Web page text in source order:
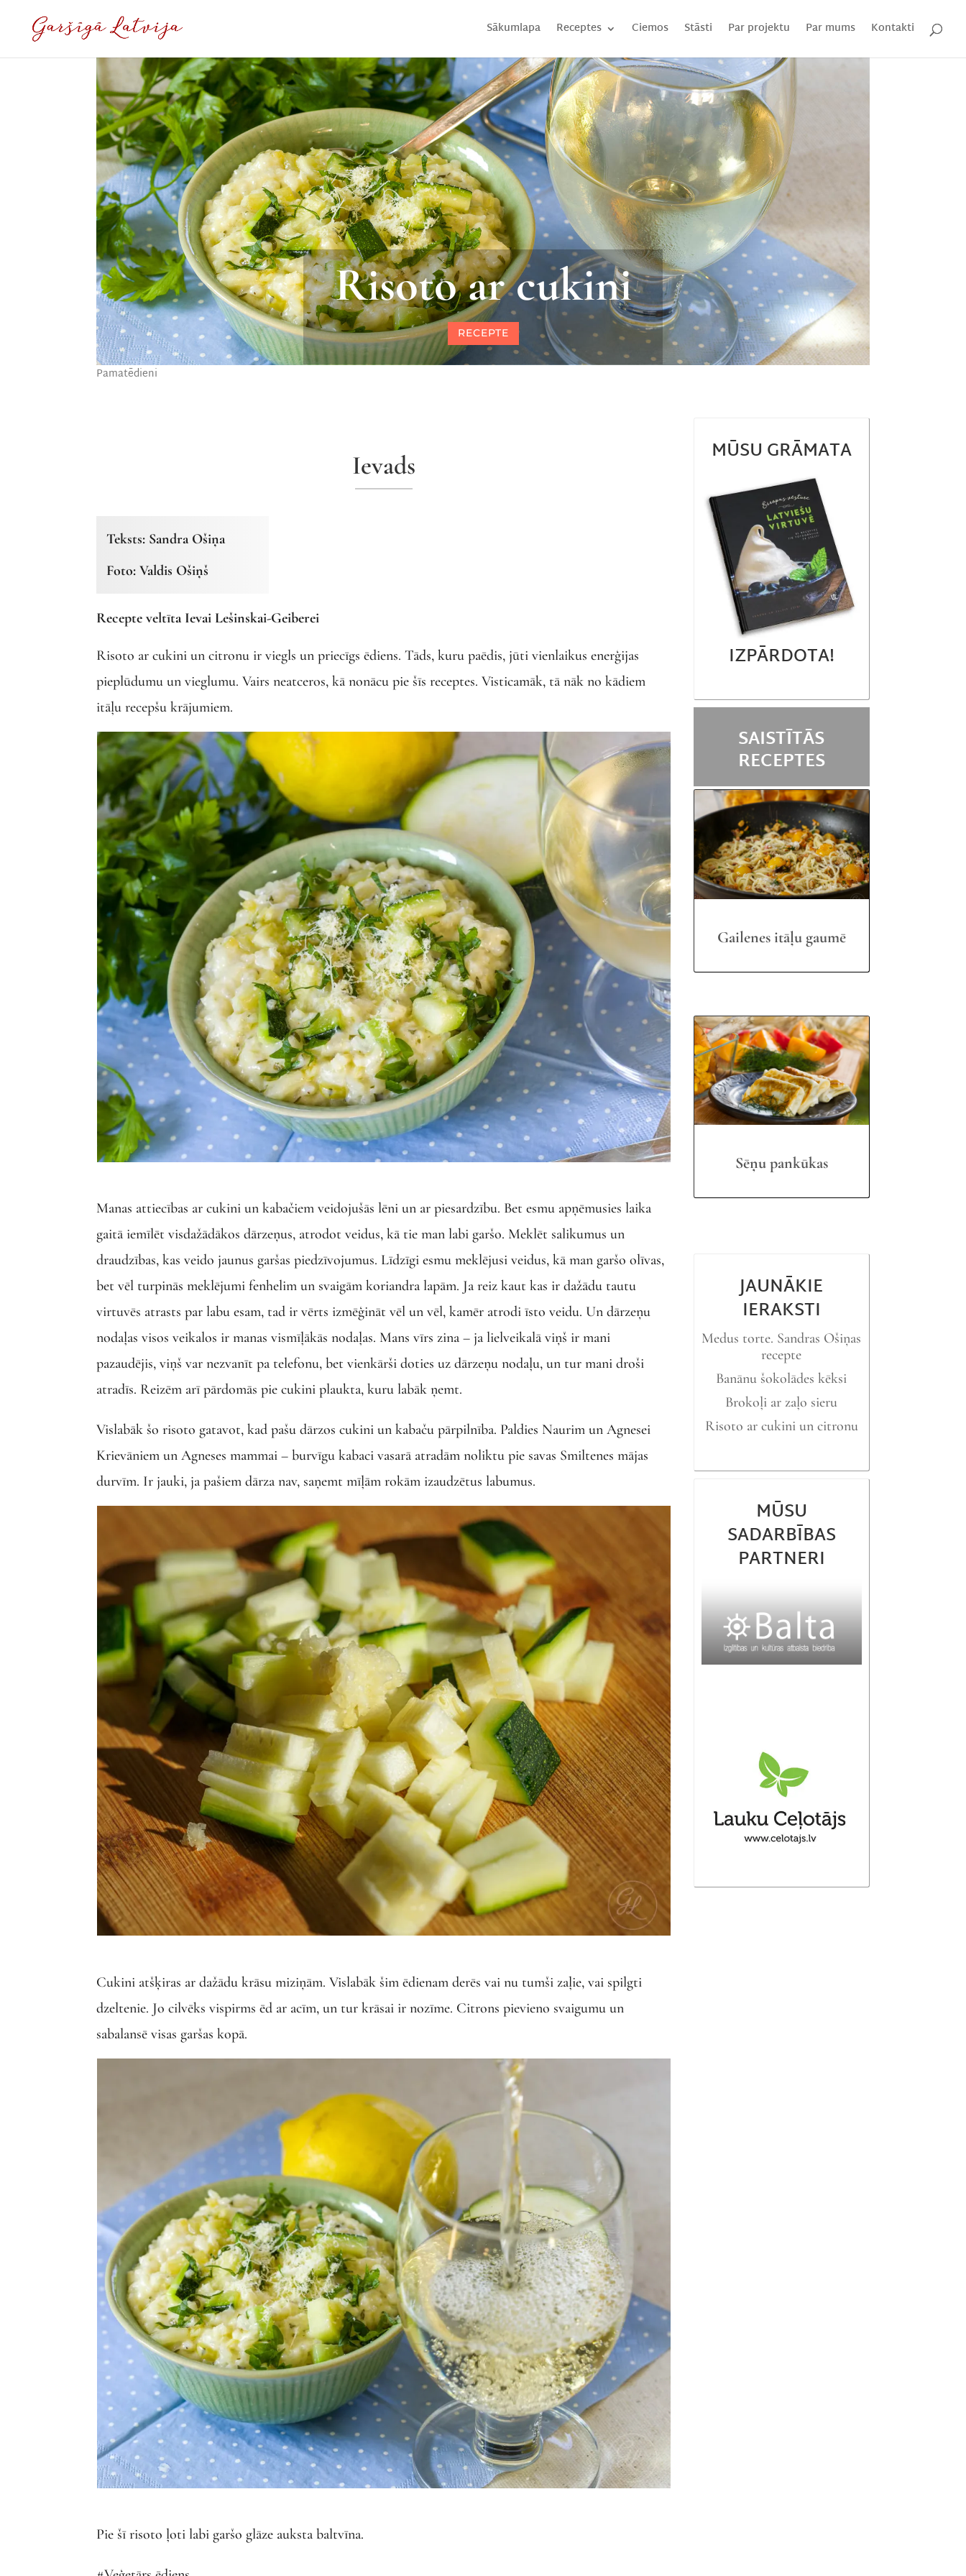
Sākumlapa Receptes Ciemos Stāsti Par projektu Par mums Kontakti
Risoto ar cukini
RECEPTE
Pamatēdieni
Ievads
Teksts: Sandra Ošiņa
Foto: Valdis Ošiņš
Recepte veltīta Ievai Lešinskai-Geiberei
Risoto ar cukini un citronu ir viegls un priecīgs ēdiens. Tāds, kuru paēdis, jūti vienlaikus enerģijas
pieplūdumu un vieglumu. Vairs neatceros, kā nonācu pie šīs receptes. Visticamāk, tā nāk no kādiem
itāļu recepšu krājumiem.
Manas attiecības ar cukini un kabačiem veidojušās lēni un ar piesardzību. Bet esmu apņēmusies laika
gaitā iemīlēt visdažādākos dārzeņus, atrodot veidus, kā tie man labi garšo. Meklēt salikumus un
draudzības, kas veido jaunus garšas piedzīvojumus. Līdzīgi esmu meklējusi veidus, kā man garšo olīvas,
bet vēl turpinās meklējumi fenhelim un svaigām koriandra lapām. Ja reiz kaut kas ir dažādu tautu
virtuvēs atrasts par labu esam, tad ir vērts izmēģināt vēl un vēl, kamēr atrodi īsto veidu. Un dārzeņu
nodaļas visos veikalos ir manas vismīļākās nodaļas. Mans vīrs zina – ja lielveikalā viņš ir mani
pazaudējis, viņš var nezvanīt pa telefonu, bet vienkārši doties uz dārzeņu nodaļu, un tur mani droši
atradīs. Reizēm arī pārdomās pie cukini plaukta, kuru labāk ņemt.
Vislabāk šo risoto gatavot, kad pašu dārzos cukini un kabaču pārpilnība. Paldies Naurim un Agnesei
Krievāniem un Agneses mammai – burvīgu kabaci vasarā atradām noliktu pie savas Smiltenes mājas
durvīm. Ir jauki, ja pašiem dārza nav, saņemt mīļām rokām izaudzētus labumus.
Cukini atšķiras ar dažādu krāsu miziņām. Vislabāk šim ēdienam derēs vai nu tumši zaļie, vai spilgti
dzeltenie. Jo cilvēks vispirms ēd ar acīm, un tur krāsai ir nozīme. Citrons pievieno svaigumu un
sabalansē visas garšas kopā.
Pie šī risoto ļoti labi garšo glāze auksta baltvīna.
MŪSU GRĀMATA
IZPĀRDOTA!
SAISTĪTĀS
RECEPTES
Gailenes itāļu gaumē
Sēņu pankūkas
JAUNĀKIE
IERAKSTI
Medus torte. Sandras Ošiņas
recepte
Banānu šokolādes kēksi
Brokoļi ar zaļo sieru
Risoto ar cukini un citronu
MŪSU
SADARBĪBAS
PARTNERI